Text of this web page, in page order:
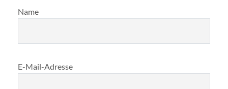
Name
E-Mail-Adresse